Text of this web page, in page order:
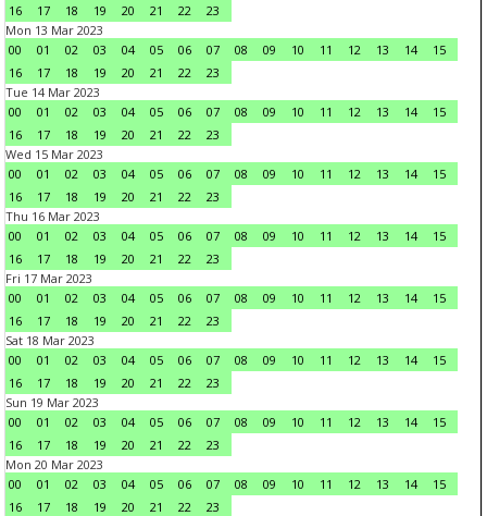
16 17 18 19 20 21 22
23
Mon 13 Mar 2023
00
01 02 03 04 05 06 07 08 09 10 11 12 13 14
15
16
17 18 19 20 21 22
23
Tue 14 Mar 2023
00
01 02 03 04 05 06 07 08 09 10 11 12 13 14
15
16
17 18 19 20 21 22
23
Wed 15 Mar 2023
00
01 02 03 04 05 06 07 08 09 10 11 12 13 14
15
16
17 18 19 20 21 22
23
Thu 16 Mar 2023
00
01 02 03 04 05 06 07 08 09 10 11 12 13 14
15
16
17 18 19 20 21 22
23
Fri 17 Mar 2023
00
01 02 03 04 05 06 07 08 09 10 11 12 13 14
15
16
17 18 19 20 21 22
23
Sat 18 Mar 2023
00
01 02 03 04 05 06 07 08 09 10 11 12 13 14
15
16
17 18 19 20 21 22
23
Sun 19 Mar 2023
00
01 02 03 04 05 06 07 08 09 10 11 12 13 14
15
16
17 18 19 20 21 22
23
Mon 20 Mar 2023
00
01 02 03 04 05 06 07 08 09 10 11 12 13 14
15
16
17 18 19 20 21 22
23